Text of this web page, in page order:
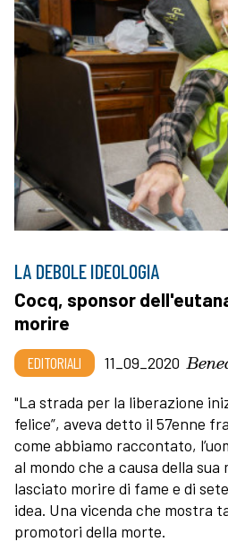
LA DEBOLE IDEOLOGIA
Cocq, sponsor
morire
EDITORIALI 11_09_2020
"La strada per la liberazione
felice”, aveva detto il 57enne
come abbiamo raccontato,
al mondo che a causa della
lasciato morire di fame e di
idea. Una vicenda che mostra
promotori della morte.